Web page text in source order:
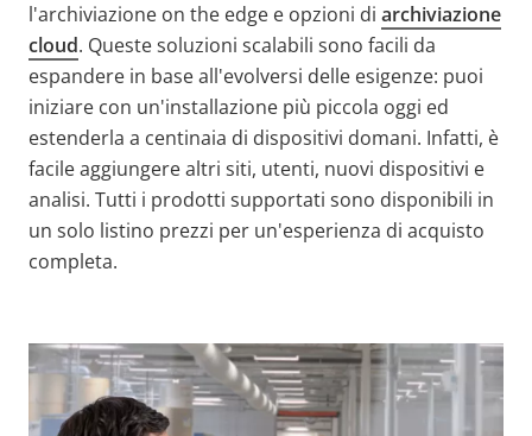
l'archiviazione on the edge e opzioni di archiviazione
cloud. Queste soluzioni scalabili sono facili da
espandere in base all'evolversi delle esigenze: puoi
iniziare con un'installazione più piccola oggi ed
estenderla a centinaia di dispositivi domani. Infatti, è
facile aggiungere altri siti, utenti, nuovi dispositivi e
analisi. Tutti i prodotti supportati sono disponibili in
un solo listino prezzi per un'esperienza di acquisto
completa.